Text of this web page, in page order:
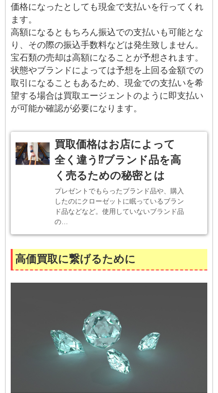
価格になったとしても現金で支払いを行ってくれ
ます。
高額になるともちろん振込での支払いも可能とな
り、その際の振込手数料などは発生致しません。
宝石類の売却は高額になることが予想されます。
状態やブランドによっては予想を上回る金額での
取引になることもあるため、現金での支払いを希
望する場合は買取エージェントのように即支払い
が可能か確認が必要になります。
買取価格はお店によって
全く違う⁉ブランド品を高
く売るための秘密とは
プレゼントでもらったブランド品や、購入
したのにクローゼットに眠っているブラン
ド品などなど。使用していないブランド品
の…
高価買取に繋げるために